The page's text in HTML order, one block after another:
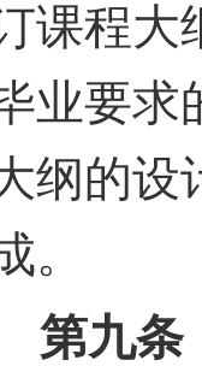
课程大
业要求
纲的设
。
第九条